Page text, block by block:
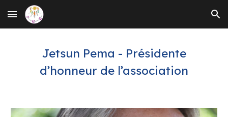
Skip to main content Skip to navigation
Jetsun Pema - Présidente
d’honneur de l’association